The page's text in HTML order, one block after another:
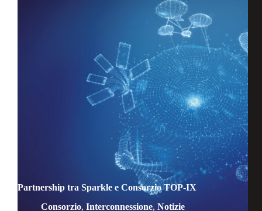
Partnership tra Sparkle e Consorzio TOP-IX
Consorzio, Interconnessione, Notizie